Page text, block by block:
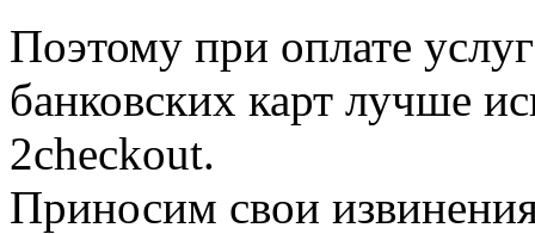
Поэтому при оплате
банковских карт лучше
2checkout.
Приносим свои